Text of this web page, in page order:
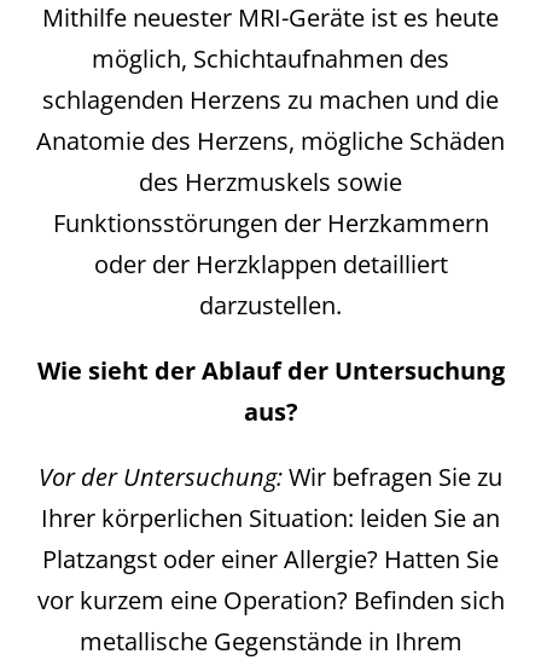
Mithilfe neuester MRI-Geräte ist es heute
möglich, Schichtaufnahmen des
schlagenden Herzens zu machen und die
Anatomie des Herzens, mögliche Schäden
des Herzmuskels sowie
Funktionsstörungen der Herzkammern
oder der Herzklappen detailliert
darzustellen.
Wie sieht der Ablauf der Untersuchung
aus?
Vor der Untersuchung:Wir befragen Sie zu
Ihrer körperlichen Situation: leiden Sie an
Platzangst oder einer Allergie? Hatten Sie
vor kurzem eine Operation? Befinden sich
metallische Gegenstände in Ihrem